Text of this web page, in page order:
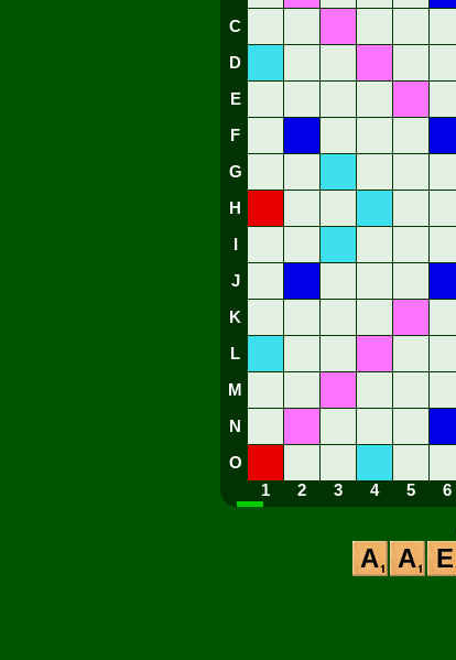
C
D
E
F
G
H
J
K
L
M
N
O
1
2 3 4 5 6
A A E